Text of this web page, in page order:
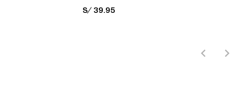
PRICE:
S/ 39.95